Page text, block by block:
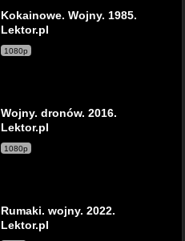
Kokainowe. Wojny. 1985.
Lektor.pl
1080p
Wojny. dronów. 2016.
Lektor.pl
1080p
Rumaki. wojny. 2022.
Lektor.pl